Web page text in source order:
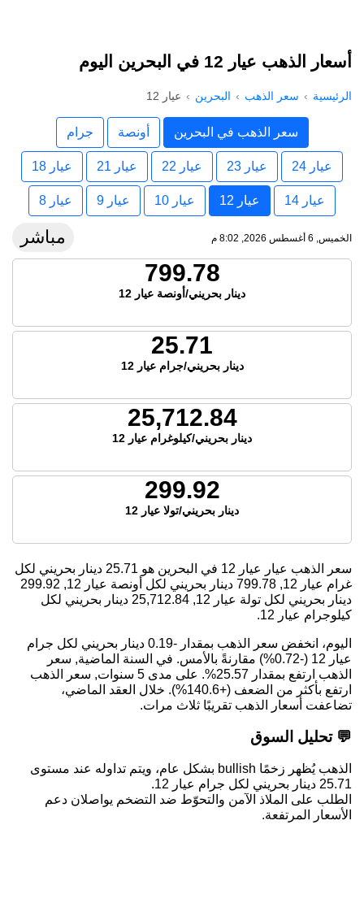
أسعار الذهب عيار 12 في البحرين اليوم
الرئيسية سعر الذهب البحرين عيار 12
سعر الذهب في البحرين أونصة جرام
عيار 24 عيار 23 عيار 22 عيار 21 عيار 18
عيار 14 عيار 12 عيار 10 عيار 9 عيار 8
الخميس, 6 أغسطس 2026, 8:02 م مباشر
799.78
دينار بحريني/أونصة عيار 12
25.71
دينار بحريني/جرام عيار 12
25,712.84
دينار بحريني/كيلوغرام عيار 12
299.92
دينار بحريني/تولا عيار 12
سعر الذهب عيار عيار 12 في البحرين هو 25.71 دينار بحريني لكل
غرام عيار 12,
799.78 دينار بحريني لكل أونصة عيار 12,
299.92
دينار بحريني لكل تولة عيار 12,
25,712.84 دينار بحريني لكل
كيلوجرام عيار 12.
اليوم، انخفض سعر الذهب بمقدار -0.19 دينار بحريني لكل جرام
عيار 12 (-0.72%) مقارنةً بالأمس. في السنة الماضية, سعر
الذهب ارتفع بمقدار 25.57%. على مدى 5 سنوات, سعر الذهب
ارتفع بأكثر من الضعف (+140.6%). خلال العقد الماضي،
تضاعفت أسعار الذهب تقريبًا ثلاث مرات.
💬 تحليل السوق
الذهب يُظهر زخمًا bullish بشكل عام، ويتم تداوله عند مستوى
25.71 دينار بحريني لكل جرام عيار 12.
الطلب على الملاذ الآمن والتحوّط ضد التضخم يواصلان دعم
الأسعار المرتفعة.